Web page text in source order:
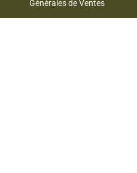
Générales de Ventes